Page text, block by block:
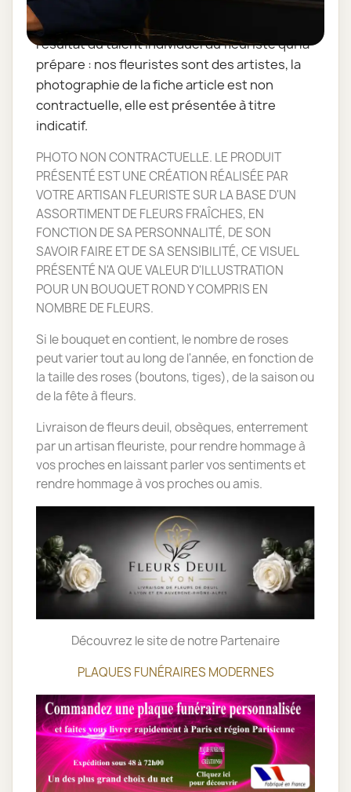
de saisons. La réalisation florale est le
résultat du talent individuel du fleuriste qui la
prépare : nos fleuristes sont des artistes, la
photographie de la fiche article est non
contractuelle, elle est présentée à titre
indicatif.
PHOTO NON CONTRACTUELLE. LE PRODUIT
PRÉSENTÉ EST UNE CRÉATION RÉALISÉE PAR
VOTRE ARTISAN FLEURISTE SUR LA BASE D'UN
ASSORTIMENT DE FLEURS FRAÎCHES, EN
FONCTION DE SA PERSONNALITÉ, DE SON
SAVOIR FAIRE ET DE SA SENSIBILITÉ, CE VISUEL
PRÉSENTÉ N'A QUE VALEUR D'ILLUSTRATION
POUR UN BOUQUET ROND Y COMPRIS EN
NOMBRE DE FLEURS.
Si le bouquet en contient, le nombre de roses
peut varier tout au long de l'année, en fonction de
la taille des roses (boutons, tiges), de la saison ou
de la fête à fleurs.
Livraison de fleurs deuil, obsèques, enterrement
par un artisan fleuriste, pour rendre hommage à
vos proches en laissant parler vos sentiments et
rendre hommage à vos proches ou amis.
Découvrez le site de notre Partenaire
PLAQUES FUNÉRAIRES MODERNES